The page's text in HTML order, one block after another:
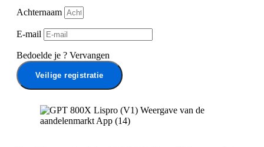
Achternaam
E-mail
Bedoelde je ? Vervangen
Veilige registratie